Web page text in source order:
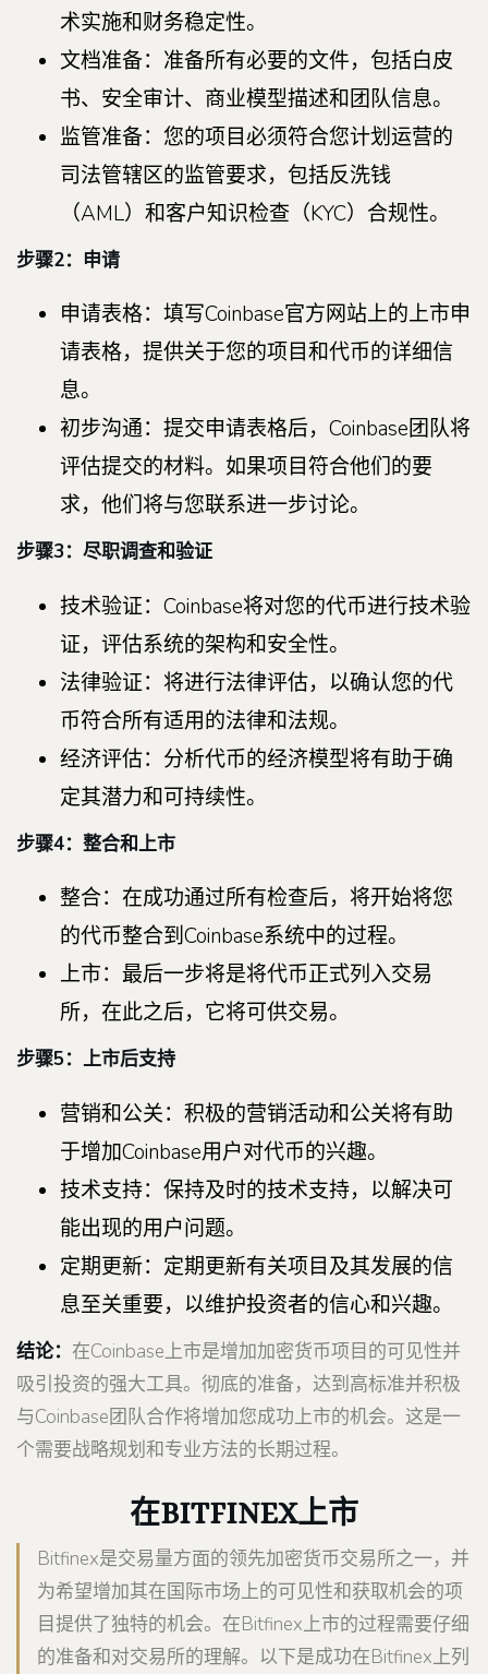
术实施和财务稳定性。
文档准备：准备所有必要的文件，包括白皮
书、安全审计、商业模型描述和团队信息。
监管准备：您的项目必须符合您计划运营的
司法管辖区的监管要求，包括反洗钱
（AML）和客户知识检查（KYC）合规性。
步骤2：申请
申请表格：填写Coinbase官方网站上的上市申
请表格，提供关于您的项目和代币的详细信
息。
初步沟通：提交申请表格后，Coinbase团队将
评估提交的材料。如果项目符合他们的要
求，他们将与您联系进一步讨论。
步骤3：尽职调查和验证
技术验证：Coinbase将对您的代币进行技术验
证，评估系统的架构和安全性。
法律验证：将进行法律评估，以确认您的代
币符合所有适用的法律和法规。
经济评估：分析代币的经济模型将有助于确
定其潜力和可持续性。
步骤4：整合和上市
整合：在成功通过所有检查后，将开始将您
的代币整合到Coinbase系统中的过程。
上市：最后一步将是将代币正式列入交易
所，在此之后，它将可供交易。
步骤5：上市后支持
营销和公关：积极的营销活动和公关将有助
于增加Coinbase用户对代币的兴趣。
技术支持：保持及时的技术支持，以解决可
能出现的用户问题。
定期更新：定期更新有关项目及其发展的信
息至关重要，以维护投资者的信心和兴趣。
结论： 在Coinbase上市是增加加密货币项目的可见性并
吸引投资的强大工具。彻底的准备，达到高标准并积极
与Coinbase团队合作将增加您成功上市的机会。这是一
个需要战略规划和专业方法的长期过程。
在BITFINEX上市
Bitfinex是交易量方面的领先加密货币交易所之一，并
为希望增加其在国际市场上的可见性和获取机会的项
目提供了独特的机会。在Bitfinex上市的过程需要仔细
的准备和对交易所的理解。以下是成功在Bitfinex上列